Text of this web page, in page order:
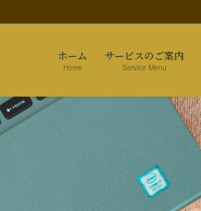
ホーム
Home
サービスのご案内
Service Menu